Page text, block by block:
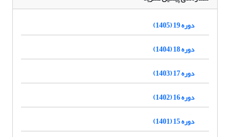
دوره 19 (1405)
دوره 18 (1404)
دوره 17 (1403)
دوره 16 (1402)
دوره 15 (1401)